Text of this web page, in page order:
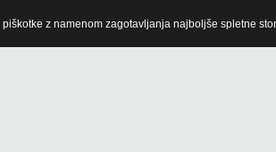
z namenom zagotavljanja najboljše spletne